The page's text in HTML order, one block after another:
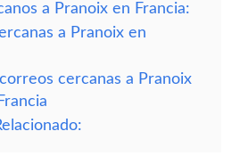
a Pranoix en Francia:
a Pranoix en
cercanas a Pranoix